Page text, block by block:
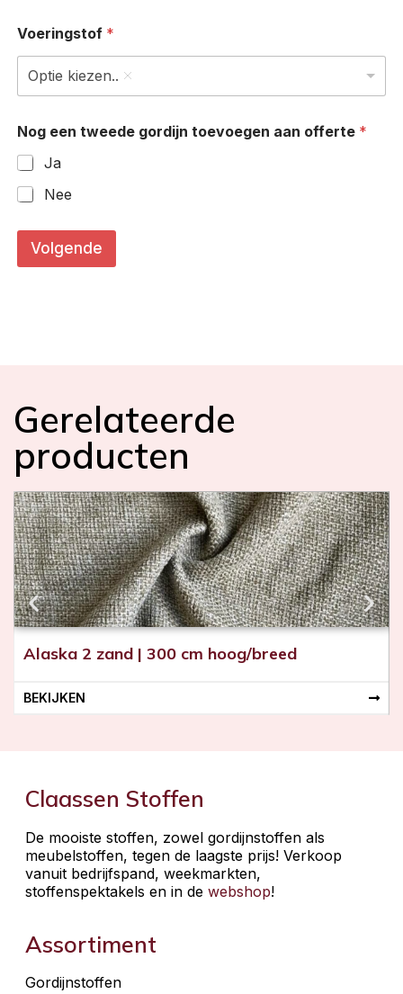
Voeringstof *
Optie kiezen..
Nog een tweede gordijn toevoegen aan offerte *
Ja
Nee
i
j
n
(
i
n
Volgende
Gerelateerde
producten
Alaska 2 zand | 300 cm hoog/breed
BEKIJKEN
Claassen Stoffen
De mooiste stoffen, zowel gordijnstoffen als
meubelstoffen, tegen de laagste prijs! Verkoop
vanuit bedrijfspand, weekmarkten,
stoffenspektakels en in de webshop!
Assortiment
Gordijnstoffen